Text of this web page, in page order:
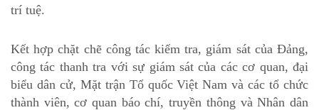
trí tuệ.
Kết hợp chặt chẽ công tác kiểm tra, giám sát của Đảng,
công tác thanh tra với sự giám sát của các cơ quan, đại
biểu dân cử, Mặt trận Tổ quốc Việt Nam và các tổ chức
thành viên, cơ quan báo chí, truyền thông và Nhân dân